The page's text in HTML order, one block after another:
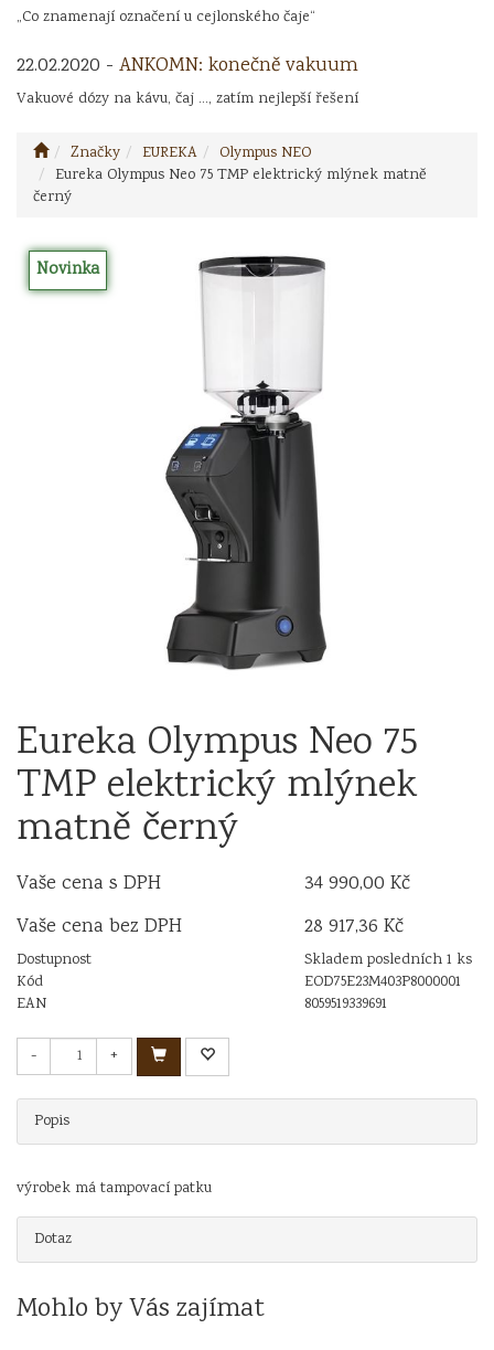
„Co znamenají označení u cejlonského čaje“
22.02.2020 - ANKOMN: konečně vakuum
Vakuové dózy na kávu, čaj ..., zatím nejlepší řešení
Značky EUREKA
Olympus NEO
Eureka Olympus Neo 75 TMP elektrický mlýnek matně
černý
Novinka
Eureka Olympus Neo 75
TMP elektrický mlýnek
matně černý
Vaše cena s DPH
34 990,00 Kč
Vaše cena bez DPH
28 917,36 Kč
Dostupnost
Skladem posledních 1 ks
Kód
EOD75E23M403P8000001
EAN
8059519339691
- +
Popis
výrobek má tampovací patku
Dotaz
Mohlo by Vás zajímat